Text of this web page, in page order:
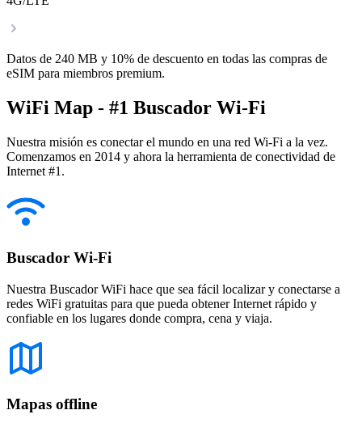
Datos de 240 MB y 10% de descuento en todas las compras de
eSIM para miembros premium.
WiFi Map - #1 Buscador Wi-Fi
Nuestra misión es conectar el mundo en una red Wi-Fi a la vez.
Comenzamos en 2014 y ahora la herramienta de conectividad de
Internet #1.
Buscador Wi-Fi
Nuestra Buscador WiFi hace que sea fácil localizar y conectarse a
redes WiFi gratuitas para que pueda obtener Internet rápido y
confiable en los lugares donde compra, cena y viaja.
Mapas offline